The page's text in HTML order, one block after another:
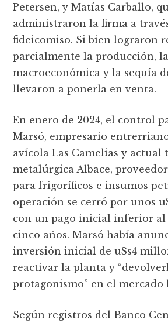
Petersen, y Matías Carballo,
administraron la firma a
fideicomiso. Si bien lograron
parcialmente la producción,
macroeconómica y la sequía
llevaron a ponerla en venta.
En enero de 2024, el control
Marsó, empresario
avícola Las Camelias y actual
metalúrgica Albace,
para frigoríficos e insumos
operación se cerró por unos
con un pago inicial inferior al
cinco años. Marsó había
inversión inicial de u$s4
reactivar la planta y
protagonismo” en el mercado
Según registros del Banco